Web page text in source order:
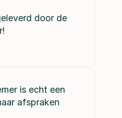
door de
is echt een
afspraken